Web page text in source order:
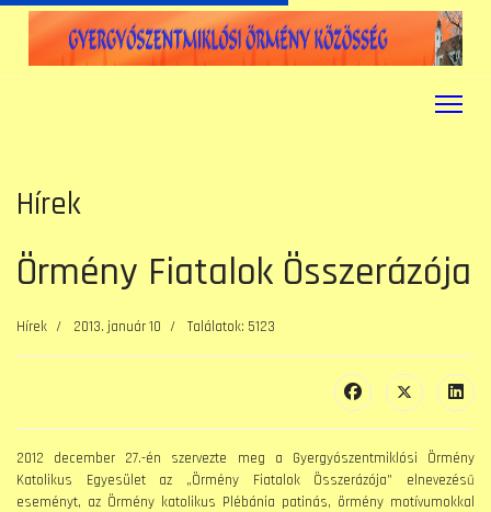
Hírek
Örmény Fiatalok Összerázója
Hírek 2013. január 10 Találatok: 5123
2012 december 27.-én szervezte meg a Gyergyószentmiklósi Örmény
Katolikus Egyesület az „Örmény Fiatalok Összerázója” elnevezésű
eseményt, az Örmény katolikus Plébánia patinás, örmény motívumokkal